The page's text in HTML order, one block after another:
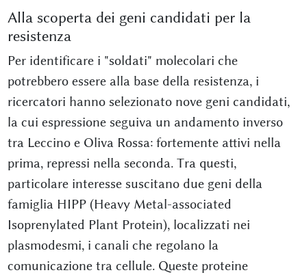
Alla scoperta dei geni candidati per la
resistenza
Per identificare i "soldati" molecolari che
potrebbero essere alla base della resistenza, i
ricercatori hanno selezionato nove geni candidati,
la cui espressione seguiva un andamento inverso
tra Leccino e Oliva Rossa: fortemente attivi nella
prima, repressi nella seconda. Tra questi,
particolare interesse suscitano due geni della
famiglia HIPP (Heavy Metal-associated
Isoprenylated Plant Protein), localizzati nei
plasmodesmi, i canali che regolano la
comunicazione tra cellule. Queste proteine